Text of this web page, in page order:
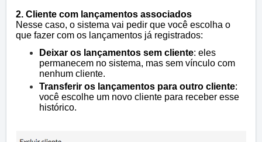
2. Cliente com lançamentos associados
Nesse caso, o sistema vai pedir que você escolha o
que fazer com os lançamentos já registrados:
Deixar os lançamentos sem cliente: eles
permanecem no sistema, mas sem vínculo com
nenhum cliente.
Transferir os lançamentos para outro cliente:
você escolhe um novo cliente para receber esse
histórico.